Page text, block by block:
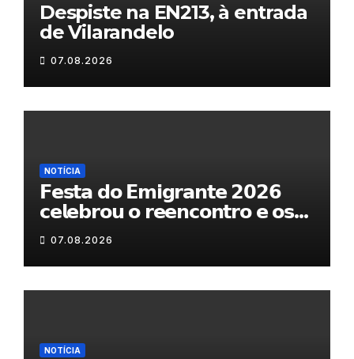
Despiste na EN213, à entrada
de Vilarandelo
07.08.2026
NOTÍCIA
𝗙𝗲𝘀𝘁𝗮 𝗱𝗼 𝗘𝗺𝗶𝗴𝗿𝗮𝗻𝘁𝗲 𝟮𝟬𝟮𝟲
𝗰𝗲𝗹𝗲𝗯𝗿𝗼𝘂 𝗼 𝗿𝗲𝗲𝗻𝗰𝗼𝗻𝘁𝗿𝗼 𝗲 𝗼𝘀
𝗹𝗮𝗰̧𝗼𝘀 𝗾𝘂𝗲 𝘂𝗻𝗲𝗺 𝗠𝘂𝗿𝗰̧𝗮
07.08.2026
NOTÍCIA